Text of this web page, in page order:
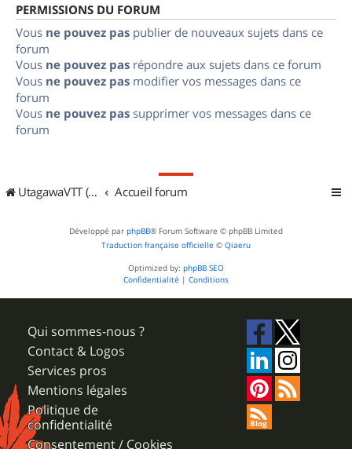
PERMISSIONS DU FORUM
Vous ne pouvez pas publier de nouveaux sujets dans ce
forum
Vous ne pouvez pas répondre aux sujets dans ce forum
Vous ne pouvez pas modifier vos messages dans ce
forum
Vous ne pouvez pas supprimer vos messages dans ce
forum
UtagawaVTT (Randos VTT et VTTAE avec traces GPS) Accueil forum
Développé par phpBB® Forum Software © phpBB Limited
Traduction française officielle © Qiaeru
Optimized by: phpBB SEO
Confidentialité | Conditions
Qui sommes-nous ?
Contact & Logos
Services pros
Mentions légales
Politique de
confidentialité
Consentement / Cookies